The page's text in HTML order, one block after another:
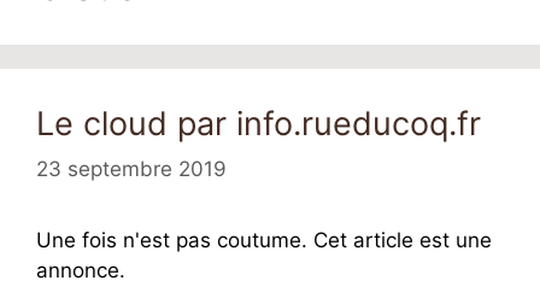
Le cloud par info.rueducoq.fr
23 septembre 2019
Une fois n'est pas coutume. Cet article est une
annonce.